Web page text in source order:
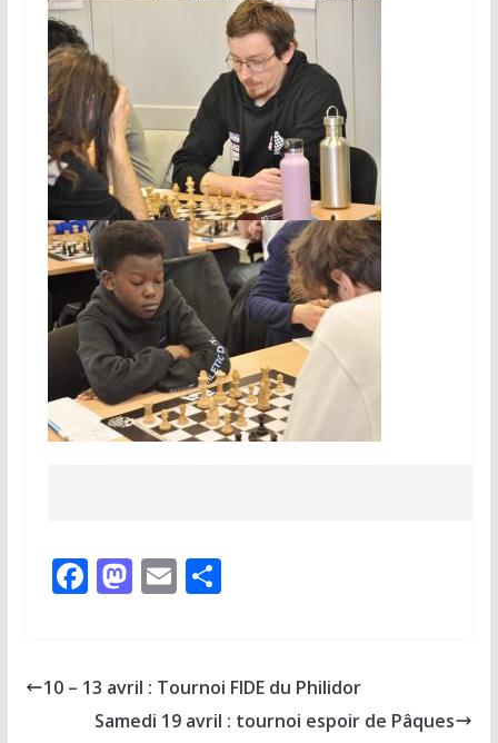
F
e
b
M
o
d
E
l
P
g
er
10 – 13 avril : Tournoi FIDE du Philidor
Samedi 19 avril : tournoi espoir de Pâques